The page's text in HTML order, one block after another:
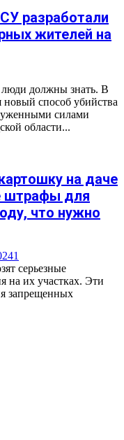
разработали
жителей на
должны знать. В
способ убийства
силами
области...
на даче
штрафы для
что нужно
1
серьезные
на их участках. Эти
запрещенных